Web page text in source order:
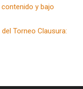
y bajo
Torneo Clausura: